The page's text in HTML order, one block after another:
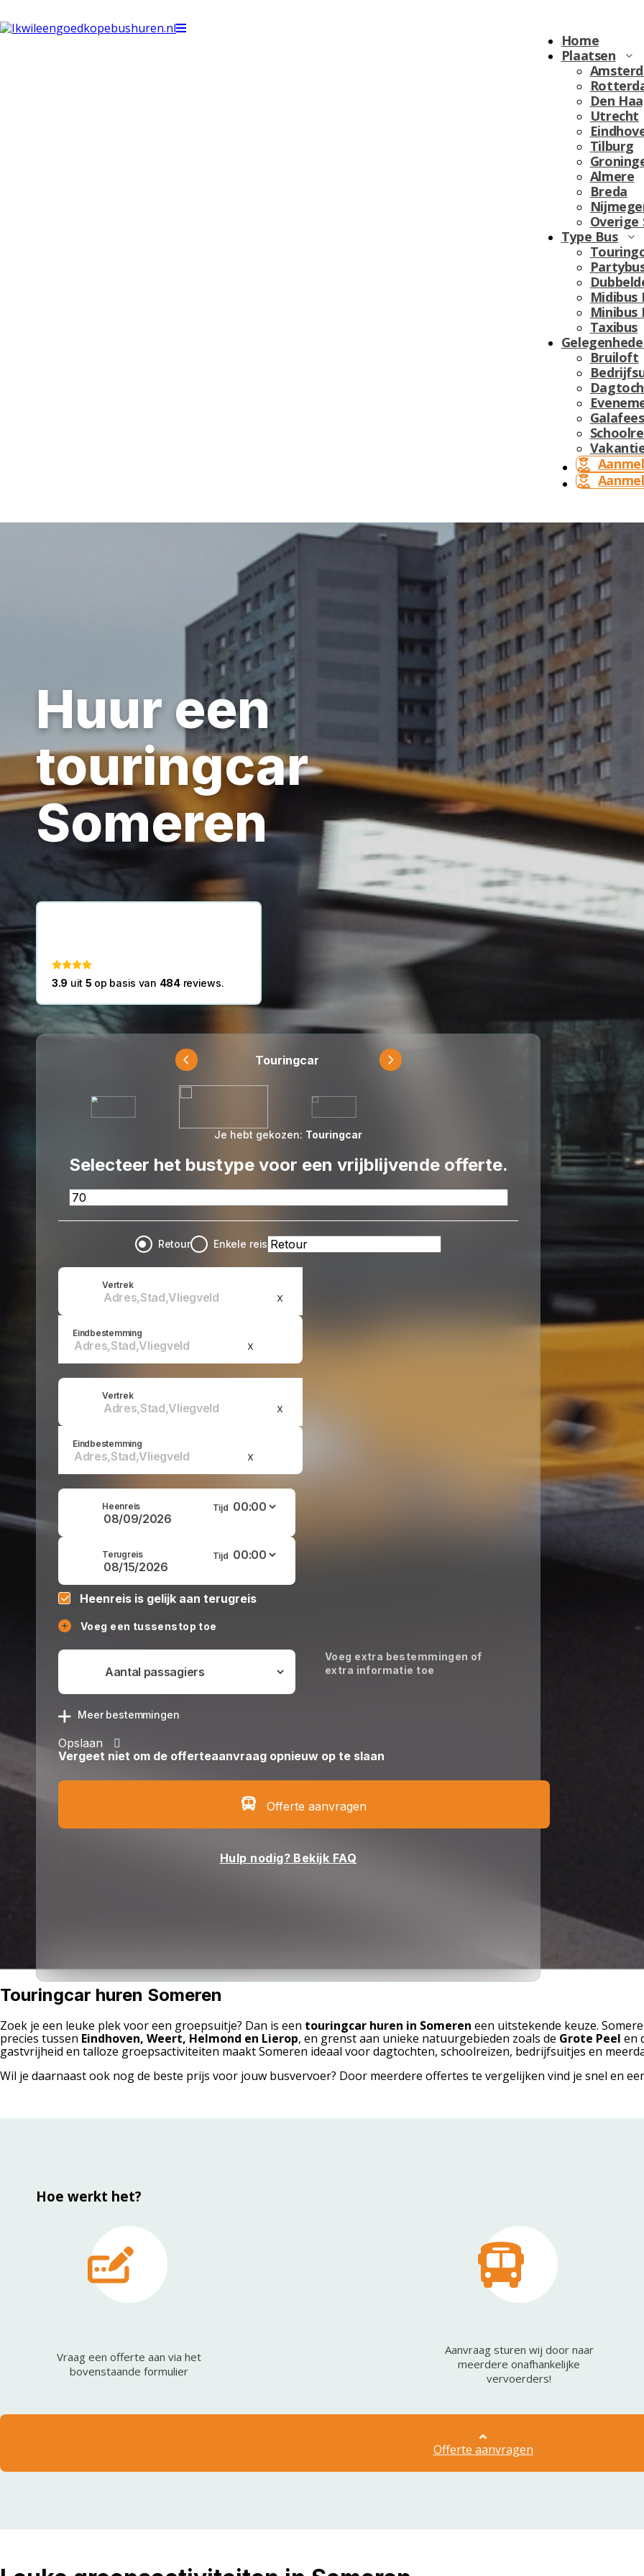
Home
Plaatsen
Den
Utrecht
Tilburg
Almere
Breda
Overige
Type Bus
Midibus
Minibus
Taxibus
Bruiloft
Huur een
touringcar
Someren
3.9 uit 5 op basis van 484reviews.
Touringcar
Je hebt gekozen: Touringcar
Selecteer het bustype voor een vrijblijvende offerte.
Retour Enkele reis
Vertrek
x
Eindbestemming
x
Vertrek
x
Eindbestemming
x
Heenreis Tijd
Terugreis Tijd
Heenreis is gelijk aan terugreis
Voeg een tussenstop toe
Voeg extra bestemmingen of
extra informatie toe
Meer bestemmingen
Opslaan
Vergeet niet om de offerteaanvraag opnieuw op te slaan
Offerte aanvragen
Hulp nodig? Bekijk FAQ
Touringcar huren Someren
Zoek je een leuke plek voor een groepsuitje? Dan is een touringcar huren in Someren een uitstekende keuze.
precies tussen Eindhoven, Weert, Helmond en Lierop, en grenst aan unieke natuurgebieden zoals de Grote Peel en
gastvrijheid en talloze groepsactiviteiten maakt Someren ideaal voor dagtochten, schoolreizen, bedrijfsuitjes en
Wil je daarnaast ook nog de beste prijs voor jouw busvervoer? Door meerdere offertes te vergelijken vind je snel en
Hoe werkt het?
Vraag een offerte aan via het
bovenstaande formulier
Aanvraag sturen wij door naar
meerdere onafhankelijke
vervoerders!
Offerte aanvragen